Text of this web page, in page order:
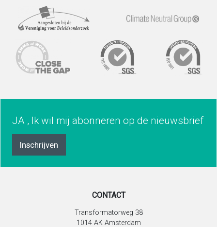
JA , Ik wil mij abonneren op de nieuwsbrief
Inschrijven
CONTACT
Transformatorweg 38
1014 AK Amsterdam